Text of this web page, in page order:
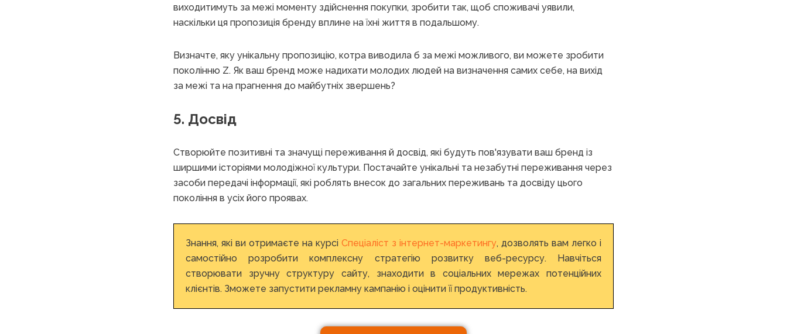
виходитимуть за межі моменту здійснення покупки, зробити так, щоб споживачі уявили,
наскільки ця пропозиція бренду вплине на їхні життя в подальшому.
Визначте, яку унікальну пропозицію, котра виводила б за межі можливого, ви можете зробити
поколінню Z. Як ваш бренд може надихати молодих людей на визначення самих себе, на вихід
за межі та на прагнення до майбутніх звершень?
5. Досвід
Створюйте позитивні та значущі переживання й досвід, які будуть пов'язувати ваш бренд із
ширшими історіями молодіжної культури. Постачайте унікальні та незабутні переживання через
засоби передачі інформації, які роблять внесок до загальних переживань та досвіду цього
покоління в усіх його проявах.
Знання, які ви отримаєте на курсі Спеціаліст з інтернет-маркетингу, дозволять вам легко і
самостійно розробити комплексну стратегію розвитку веб-ресурсу. Навчіться
створювати зручну структуру сайту, знаходити в соціальних мережах потенційних
клієнтів. Зможете запустити рекламну кампанію і оцінити її продуктивність.